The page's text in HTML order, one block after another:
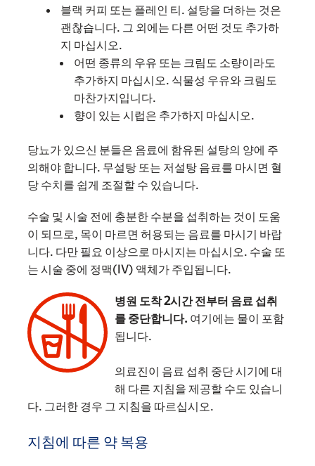
블랙 커피 또는 플레인 티. 설탕을 더하는 것은
괜찮습니다. 그 외에는 다른 어떤 것도 추가하
지 마십시오.
어떤 종류의 우유 또는 크림도 소량이라도
추가하지 마십시오. 식물성 우유와 크림도
마찬가지입니다.
향이 있는 시럽은 추가하지 마십시오.
당뇨가 있으신 분들은 음료에 함유된 설탕의 양에 주
의해야 합니다. 무설탕 또는 저설탕 음료를 마시면 혈
당 수치를 쉽게 조절할 수 있습니다.
수술 및 시술 전에 충분한 수분을 섭취하는 것이 도움
이 되므로, 목이 마르면 허용되는 음료를 마시기 바랍
니다. 다만 필요 이상으로 마시지는 마십시오. 수술 또
는 시술 중에 정맥(IV) 액체가 주입됩니다.
병원 도착 2시간 전부터 음료 섭취
를 중단합니다. 여기에는 물이 포함
됩니다.
의료진이 음료 섭취 중단 시기에 대
해 다른 지침을 제공할 수도 있습니
다. 그러한 경우 그 지침을 따르십시오.
지침에 따른 약 복용